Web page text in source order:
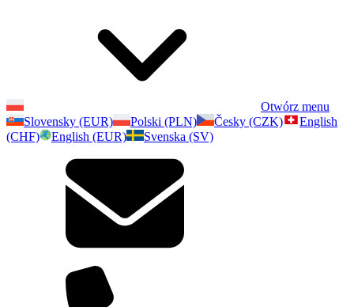
Otwórz menu
Slovensky (EUR)
Polski (PLN) Česky (CZK)
English
(CHF)
English (EUR) Svenska (SV)